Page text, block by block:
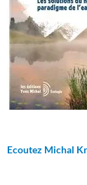
Ecoutez Michal